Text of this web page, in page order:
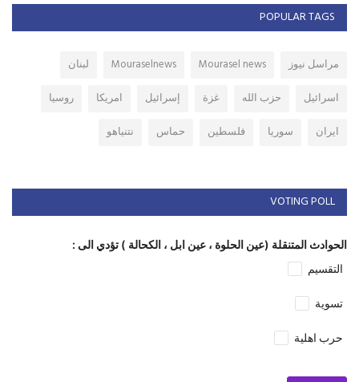
POPULAR TAGS
مراسل نيوز Mourasel news
Mouraselnews
لبنان
اسرائيل
حزب الله غزة إسرائيل امريكا
روسيا
ايران
سوريا فلسطين حماس نتنياهو
VOTING POLL
الحوادث المتنقلة (عين الحلوة ، عين ابل ، الكحالة ) تؤدي الى :
التقسيم
تسوية
حرب اهلية